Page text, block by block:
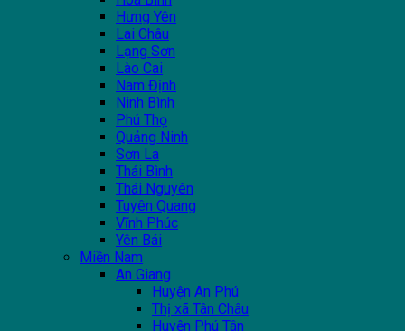
Hưng Yên
Lai Châu
Lạng Sơn
Lào Cai
Nam Định
Ninh Bình
Phú Thọ
Quảng Ninh
Sơn La
Thái Bình
Thái Nguyên
Tuyên Quang
Vĩnh Phúc
Yên Bái
Miền Nam
An Giang
Huyện An Phú
Thị xã Tân Châu
Huyện Phú Tân